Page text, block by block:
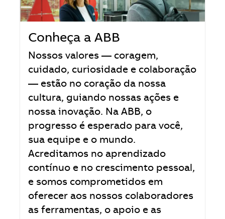
Conheça a ABB
Nossos valores — coragem,
cuidado, curiosidade e colaboração
— estão no coração da nossa
cultura, guiando nossas ações e
nossa inovação. Na ABB, o
progresso é esperado para você,
sua equipe e o mundo.
Acreditamos no aprendizado
contínuo e no crescimento pessoal,
e somos comprometidos em
oferecer aos nossos colaboradores
as ferramentas, o apoio e as